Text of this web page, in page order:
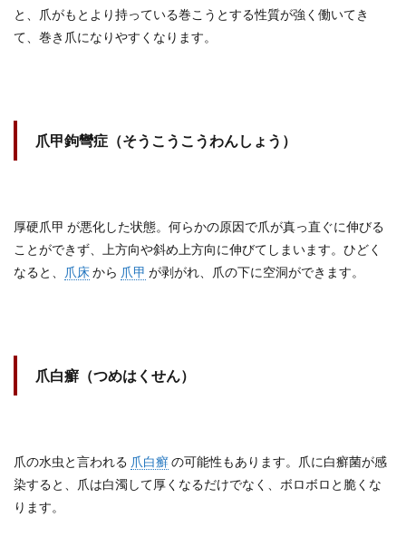
と、爪がもとより持っている巻こうとする性質が強く働いてき
て、巻き爪になりやすくなります。
爪甲鉤彎症（そうこうこうわんしょう）
厚硬爪甲 が悪化した状態。何らかの原因で爪が真っ直ぐに伸びる
ことができず、上方向や斜め上方向に伸びてしまいます。ひどく
なると、
爪床から 爪甲 が剥がれ、爪の下に空洞ができます。
爪白癬（つめはくせん）
爪の水虫と言われる 爪白癬の可能性もあります。爪に白癬菌が感
染すると、爪は白濁して厚くなるだけでなく、ボロボロと脆くな
ります。